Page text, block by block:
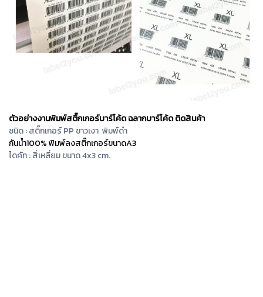
ตัวอย่างงานพิมพ์สติ๊กเกอร์บาร์โค้ด ฉลากบาร์โค้ด ติดสินค้า
ชนิด : สติ๊กเกอร์ PP ขาวเงา พิมพ์ดำ
กันน้ำ100% พิมพ์ลงสติ๊กเกอร์ขนาดA3
ไดคัท : สี่เหลี่ยม ขนาด 4x3 cm.